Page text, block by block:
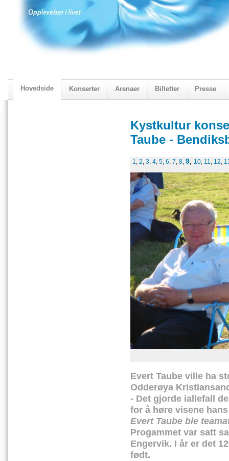
Hovedside Konserter Arenaer Billetter Presse
Kystkultur
Taube -
1, 2, 3, 4, 5, 6, 7, 8, 9, 10, 11, 12,
Evert Taube ville ha
Odderøya
- Det gjorde iallefall
for å høre visene hans
Evert Taube ble
Progammet var satt
Engervik. I år er det
født.